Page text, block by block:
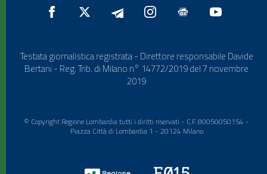
Testata giornalistica registrata - Direttore responsabile Davide
Bertani - Reg. Trib. di Milano n° 14772/2019 del 7 novembre
2019
© Copyright Regione Lombardia tutti i diritti riservati - C.F. 80050050154 -
Piazza Città di Lombardia 1 - 20124 Milano